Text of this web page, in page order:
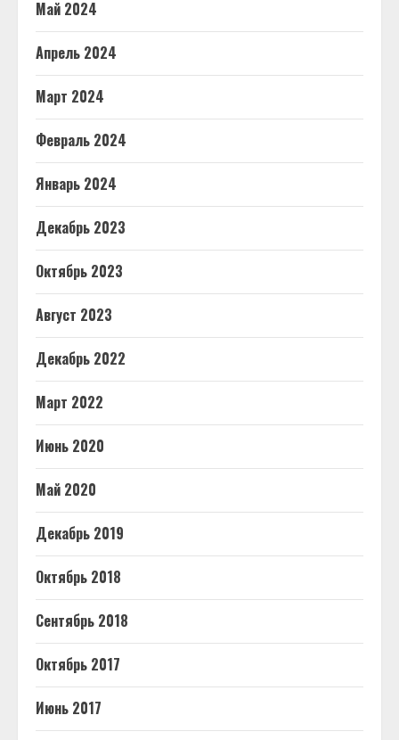
Май 2024
Апрель 2024
Март 2024
Февраль 2024
Январь 2024
Декабрь 2023
Октябрь 2023
Август 2023
Декабрь 2022
Март 2022
Июнь 2020
Май 2020
Декабрь 2019
Октябрь 2018
Сентябрь 2018
Октябрь 2017
Июнь 2017